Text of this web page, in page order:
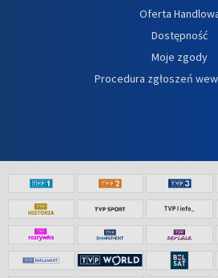
Oferta
Dostępność
Moje zgody
Procedura zgłoszeń